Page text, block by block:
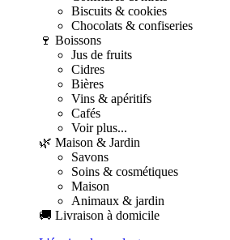
Biscuits & cookies
Chocolats & confiseries
🍷 Boissons
Jus de fruits
Cidres
Bières
Vins & apéritifs
Cafés
Voir plus...
🌿 Maison & Jardin
Savons
Soins & cosmétiques
Maison
Animaux & jardin
🚚 Livraison à domicile